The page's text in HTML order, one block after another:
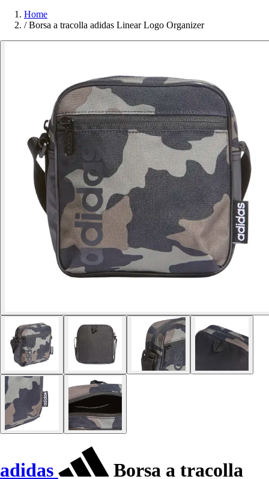
Home
/ Borsa a tracolla adidas Linear Logo Organizer
adidas Borsa a tracolla